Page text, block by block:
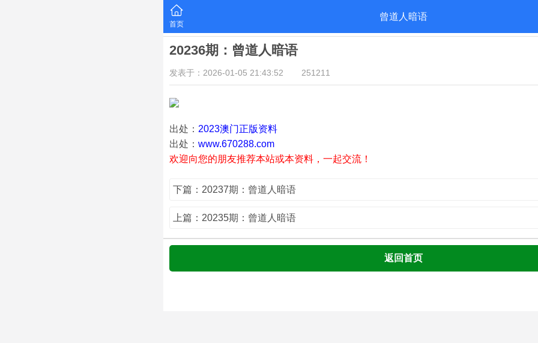
首页
曾道人暗语
20236期：曾道人暗语
发表于：2026-01-05 21:43:52 251211
出处： 2023澳门正版资料
出处： www.670288.com
欢迎向您的朋友推荐本站或本资料，一起交流！
下篇：20237期：曾道人暗语
上篇：20235期：曾道人暗语
返回首页